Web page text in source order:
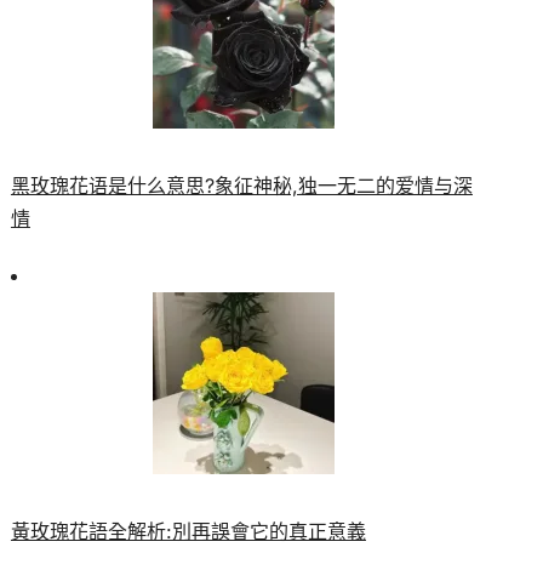
黑玫瑰花语是什么意思?象征神秘,独一无二的爱情与深
情
黃玫瑰花語全解析:別再誤會它的真正意義